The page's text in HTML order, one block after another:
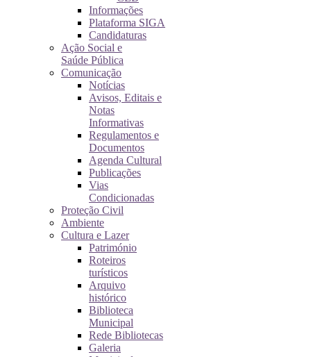
Informações
Plataforma SIGA
Candidaturas
Ação Social e
Saúde Pública
Comunicação
Notícias
Avisos, Editais e
Notas
Informativas
Regulamentos e
Documentos
Agenda Cultural
Publicações
Vias
Condicionadas
Proteção Civil
Ambiente
Cultura e Lazer
Património
Roteiros
turísticos
Arquivo
histórico
Biblioteca
Municipal
Rede Bibliotecas
Galeria